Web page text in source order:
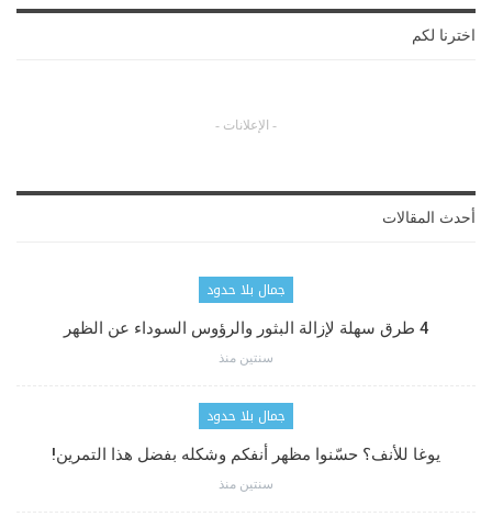
اخترنا لكم
- الإعلانات -
أحدث المقالات
جمال بلا حدود
4 طرق سهلة لإزالة البثور والرؤوس السوداء عن الظهر
سنتين منذ
جمال بلا حدود
يوغا للأنف؟ حسّنوا مظهر أنفكم وشكله بفضل هذا التمرين!
سنتين منذ